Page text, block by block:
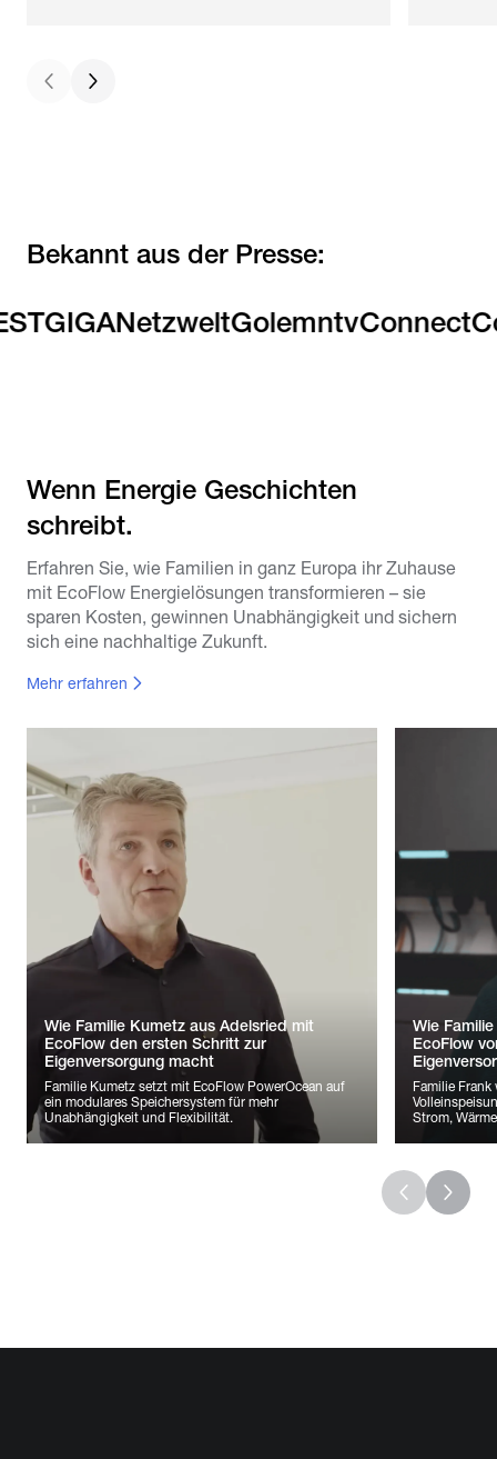
Bekannt aus der Presse:
GIGANetzweltGolemntvConnect
Wenn Energie Geschichten
schreibt.
Erfahren Sie, wie Familien in ganz Europa ihr Zuhause
mit EcoFlow Energielösungen transformieren – sie
sparen Kosten, gewinnen Unabhängigkeit und sichern
sich eine nachhaltige Zukunft.
Mehr erfahren
Wie Familie Kumetz aus Adelsried mit
EcoFlow den ersten Schritt zur
Eigenversorgung macht
Familie Kumetz setzt mit EcoFlow PowerOcean auf
ein modulares Speichersystem für mehr
Unabhängigkeit und Flexibilität.
Wie
EcoFlow
Familie
Strom,
50
113